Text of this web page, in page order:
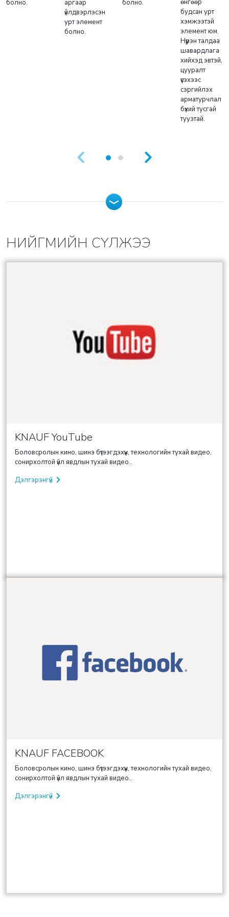
болно.
аргаар
үйлдвэрлэсэн
урт элемент
болно.
болно.
өнгөөр
будсан урт
хэмжээтэй
элемент юм.
Нүүрэн талдаа
шавардлага
хийхэд эвтэй,
цууралт
үүсэхээс
сэргийлэх
арматурчлал
бүхий тусгай
туузтай.
НИЙГМИЙН СҮЛЖЭЭ
KNAUF YouTube
Боловсролын кино, шинэ бүтээгдэхүүн, технологийн тухай видео,
сонирхолтой үйл явдлын тухай видео..
Дэлгэрэнгүй
KNAUF FACEBOOK
Боловсролын кино, шинэ бүтээгдэхүүн, технологийн тухай видео,
сонирхолтой үйл явдлын тухай видео..
Дэлгэрэнгүй